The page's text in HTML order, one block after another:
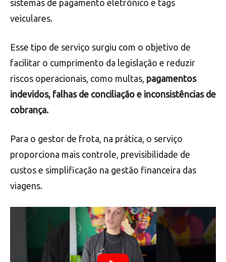
sistemas de pagamento eletrônico e tags
veiculares.
Esse tipo de serviço surgiu com o objetivo de
facilitar o cumprimento da legislação e reduzir
riscos operacionais, como multas, pagamentos
indevidos, falhas de conciliação e inconsistências de
cobrança.
Para o gestor de frota, na prática, o serviço
proporciona mais controle, previsibilidade de
custos e simplificação na gestão financeira das
viagens.